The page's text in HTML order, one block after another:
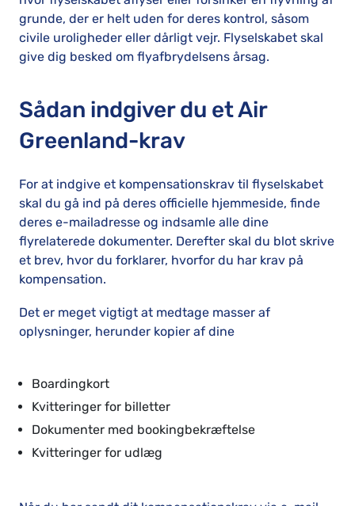
grunde, der er helt uden for deres kontrol, såsom
civile uroligheder eller dårligt vejr. Flyselskabet skal
give dig besked om flyafbrydelsens årsag.
Sådan indgiver du et Air
Greenland-krav
For at indgive et kompensationskrav til flyselskabet
skal du gå ind på deres officielle hjemmeside, finde
deres e-mailadresse og indsamle alle dine
flyrelaterede dokumenter. Derefter skal du blot skrive
et brev, hvor du forklarer, hvorfor du har krav på
kompensation.
Det er meget vigtigt at medtage masser af
oplysninger, herunder kopier af dine
Boardingkort
Kvitteringer for billetter
Dokumenter med bookingbekræftelse
Kvitteringer for udlæg